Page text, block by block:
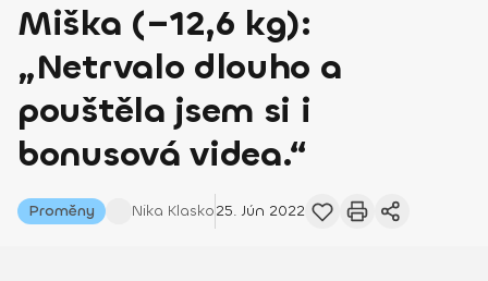
Miška (–12,6 kg):
„Netrvalo dlouho a
pouštěla jsem si i
bonusová videa.“
Proměny Nika Klasko25. Jún 2022